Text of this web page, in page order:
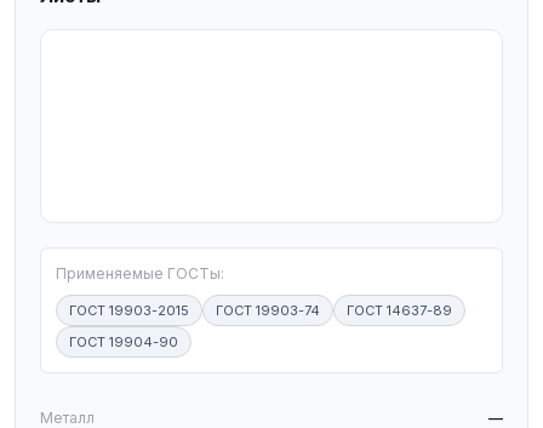
Применяемые ГОСТы:
ГОСТ 19903-2015 ГОСТ 19903-74
ГОСТ 14637-89
ГОСТ 19904-90
Металл —